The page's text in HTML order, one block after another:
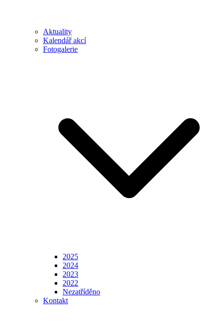
Aktuality
Kalendář akcí
Fotogalerie
2025
2024
2023
2022
Nezatříděno
Kontakt